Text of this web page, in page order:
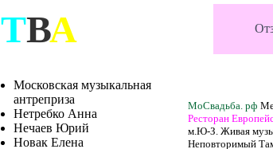
ТВА
Московская музыкальная
антреприза
Нетребко Анна
Нечаев Юрий
Новак Елена
МоСвадьба. рф
Ресторан
м.Ю-З. Живая
Неповторимый